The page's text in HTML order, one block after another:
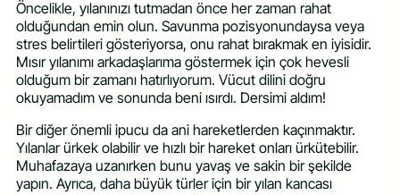
Öncelikle, yılanınızı tutmadan önce her zaman rahat
olduğundan emin olun. Savunma pozisyonundaysa veya
stres belirtileri gösteriyorsa, onu rahat bırakmak en iyisidir.
Mısır yılanımı arkadaşlarıma göstermek için çok hevesli
olduğum bir zamanı hatırlıyorum. Vücut dilini doğru
okuyamadım ve sonunda beni ısırdı. Dersimi aldım!
Bir diğer önemli ipucu da ani hareketlerden kaçınmaktır.
Yılanlar ürkek olabilir ve hızlı bir hareket onları ürkütebilir.
Muhafazaya uzanırken bunu yavaş ve sakin bir şekilde
yapın. Ayrıca, daha büyük türler için bir yılan kancası